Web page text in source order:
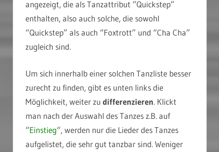
angezeigt, die als Tanzattribut “Quickstep”
enthalten, also auch solche, die sowohl
“Quickstep” als auch “Foxtrott” und “Cha Cha”
zugleich sind.
Um sich innerhalb einer solchen Tanzliste besser
zurecht zu finden, gibt es unten links die
Möglichkeit, weiter zu differenzieren. Klickt
man nach der Auswahl des Tanzes z.B. auf
“Einstieg“, werden nur die Lieder des Tanzes
aufgelistet, die sehr gut tanzbar sind. Weniger